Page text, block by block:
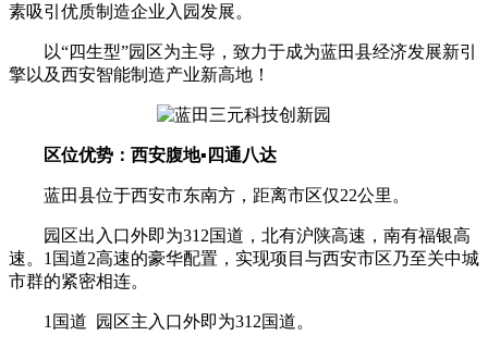
素吸引优质制造企业入园发展。
以“四生型”园区为主导，致力于成为蓝田县经济发展新引
擎以及西安智能制造产业新高地！
区位优势：西安腹地▪四通八达
蓝田县位于西安市东南方，距离市区仅22公里。
园区出入口外即为312国道，北有沪陕高速，南有福银高
速。1国道2高速的豪华配置，实现项目与西安市区乃至关中城
市群的紧密相连。
1国道 园区主入口外即为312国道。